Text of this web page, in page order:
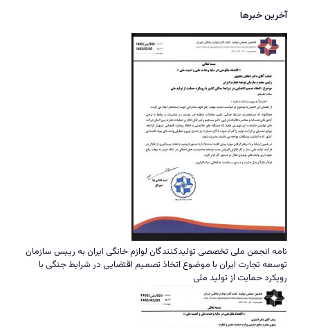
آخرین خبرها
نامه انجمن ملی تخصصی تولیدکنندگان لوازم خانگی ایران به رییس سازمان
توسعه تجارت ایران با موضوع اتخاذ تصمیم اقتضایی در شرایط جنگی با
رویکرد حمایت از تولید ملی